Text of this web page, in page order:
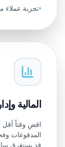
•تجربة عملاء
المالية
اقضِ وقتاً
المدفوعات
قد يستغرق